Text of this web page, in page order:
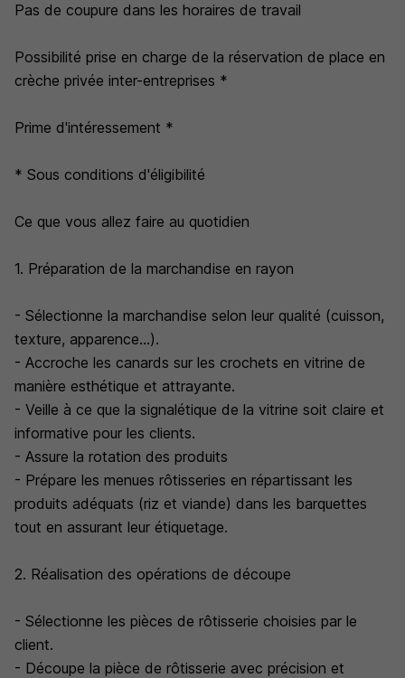
Pas de coupure dans les horaires de travail
Possibilité prise en charge de la réservation de place en
crèche privée inter-entreprises *
Prime d'intéressement *
* Sous conditions d'éligibilité
Ce que vous allez faire au quotidien
1. Préparation de la marchandise en rayon
- Sélectionne la marchandise selon leur qualité (cuisson,
texture, apparence...).
- Accroche les canards sur les crochets en vitrine de
manière esthétique et attrayante.
- Veille à ce que la signalétique de la vitrine soit claire et
informative pour les clients.
- Assure la rotation des produits
- Prépare les menues rôtisseries en répartissant les
produits adéquats (riz et viande) dans les barquettes
tout en assurant leur étiquetage.
2. Réalisation des opérations de découpe
- Sélectionne les pièces de rôtisserie choisies par le
client.
- Découpe la pièce de rôtisserie avec précision et